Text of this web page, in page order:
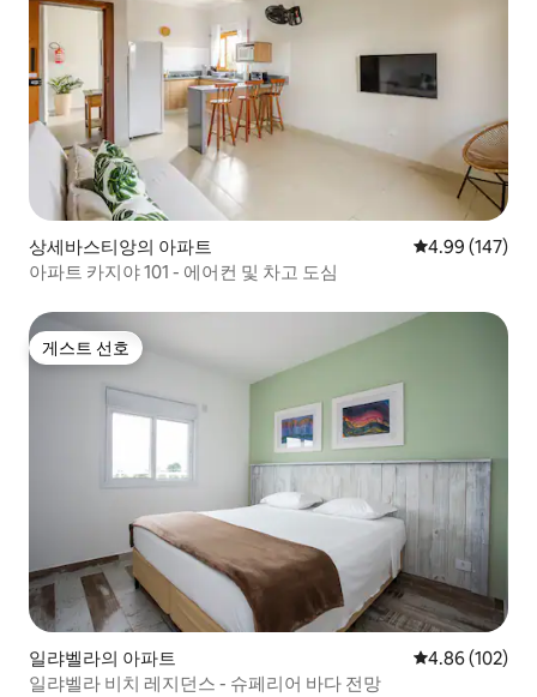
상세바스티앙의 아파트 평점 4.99점(5
4.99 (147)
아파트 카지야 101 - 에어컨 및 차고 도심
게스트 선호
게스트 선호
일랴벨라의 아파트 평점 4.86점(5
4.86 (102)
일랴벨라 비치 레지던스 - 슈페리어 바다 전망